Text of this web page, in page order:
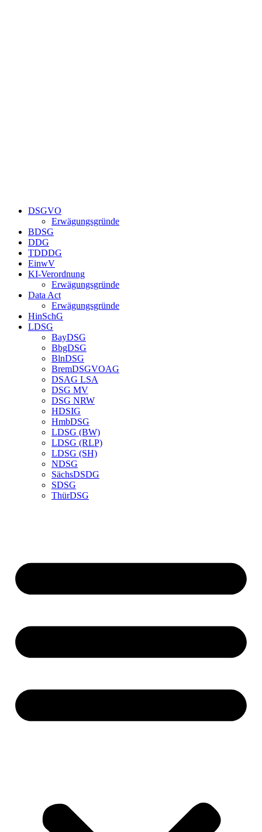
DSGVO
Erwägungsgründe
BDSG
DDG
TDDDG
EinwV
KI-Verordnung
Erwägungsgründe
Data Act
Erwägungsgründe
HinSchG
LDSG
BayDSG
BbgDSG
BlnDSG
BremDSGVOAG
DSAG LSA
DSG MV
DSG NRW
HDSIG
HmbDSG
LDSG (BW)
LDSG (RLP)
LDSG (SH)
NDSG
SächsDSDG
SDSG
ThürDSG